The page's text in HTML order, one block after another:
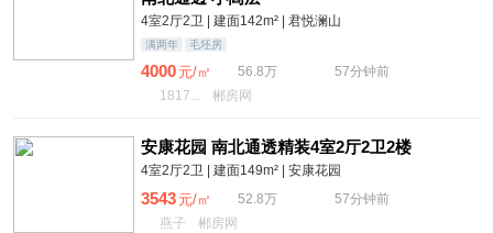
4室2厅2卫 | 建面142m² | 君悦澜山
满两年 毛坯房
4000 元/㎡ 56.8万
57分钟前
1817...
郴房网
安康花园 南北通透精装4室2厅2卫2楼
4室2厅2卫 | 建面149m² | 安康花园
3543 元/㎡ 52.8万
57分钟前
燕子
郴房网